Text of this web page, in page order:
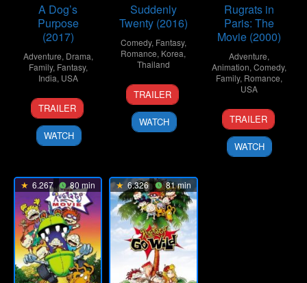
A Dog’s
Purpose
(2017)
Adventure, Drama,
Family, Fantasy,
India, USA
19
Jan
2017
Lasse
Hallström
TRAILER
WATCH
Suddenly
Twenty (2016)
Comedy, Fantasy,
Romance, Korea,
Thailand
24
Nov
2016
Supat
Rangsipat
TRAILER
WATCH
Rugrats in
Paris: The
Movie (2000)
Adventure,
Animation, Comedy,
Family, Romance,
USA
17
Nov
2000
Stig
Bergqvist
TRAILER
WATCH
6.267 80 min 6.326 81 min